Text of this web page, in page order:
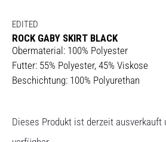
EDITED
ROCK GABY SKIRT BLACK
Obermaterial: 100% Polyester
Futter: 55% Polyester, 45% Viskose
Beschichtung: 100% Polyurethan
Dieses Produkt ist derzeit ausverkauft